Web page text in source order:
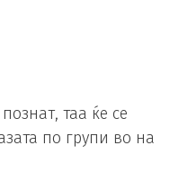
таа ќе се
по групи во на